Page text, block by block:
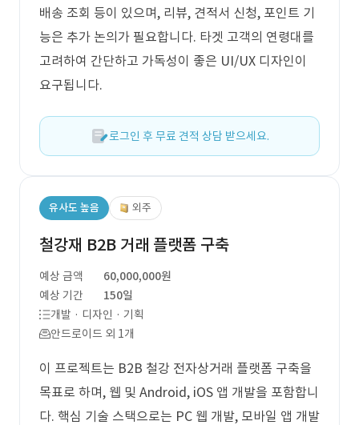
배송 조회 등이 있으며, 리뷰, 견적서 신청, 포인트 기
능은 추가 논의가 필요합니다. 타겟 고객의 연령대를
고려하여 간단하고 가독성이 좋은 UI/UX 디자인이
요구됩니다.
로그인 후 무료 견적 상담 받으세요.
유사도 높음 외주
철강재 B2B 거래 플랫폼 구축
예상 금액
60,000,000원
예상 기간
150일
개발 · 디자인 · 기획
안드로이드 외 1개
이 프로젝트는 B2B 철강 전자상거래 플랫폼 구축을
목표로 하며, 웹 및 Android, iOS 앱 개발을 포함합니
다. 핵심 기술 스택으로는 PC 웹 개발, 모바일 앱 개발